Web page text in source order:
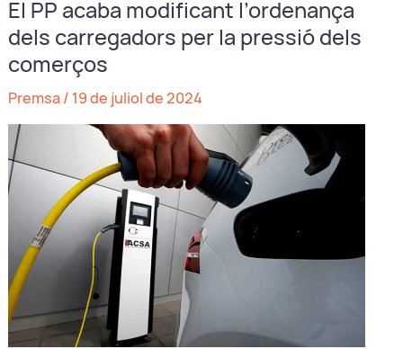
el
plenari
per
se
la
foto
amb
Comissió
Taurina
El PP acaba modificant l’ordenança
dels carregadors per la pressió dels
comerços
Premsa/ 19 de juliol de 2024